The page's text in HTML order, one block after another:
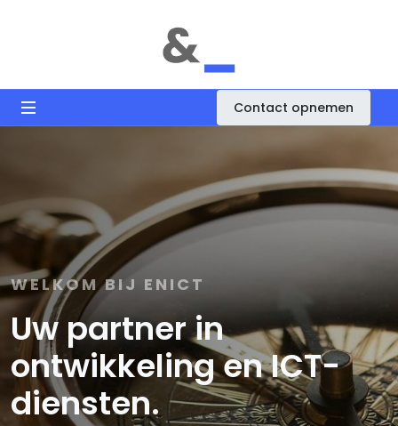
Contact opnemen
WELKOM BIJ ENICT
Uw partner in
ontwikkeling en ICT-
diensten.